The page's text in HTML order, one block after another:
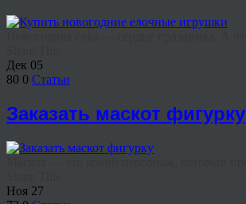
Дек 05
80 0 Статьи
Заказать маскот фигурку
Ноя 27